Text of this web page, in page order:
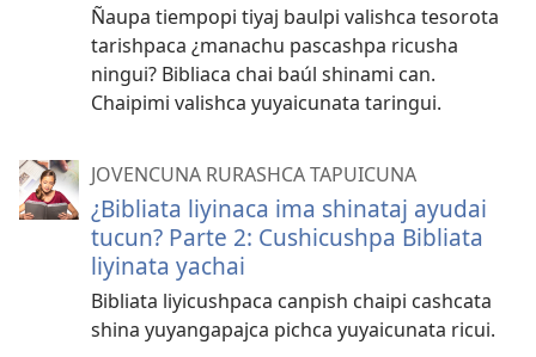
Ñaupa tiempopi tiyaj baulpi valishca tesorota
tarishpaca ¿manachu pascashpa ricusha
ningui? Bibliaca chai baúl shinami can.
Chaipimi valishca yuyaicunata taringui.
JOVENCUNA RURASHCA TAPUICUNA
¿Bibliata liyinaca ima shinataj ayudai
tucun? Parte 2: Cushicushpa Bibliata
liyinata yachai
Bibliata liyicushpaca canpish chaipi cashcata
shina yuyangapajca pichca yuyaicunata ricui.